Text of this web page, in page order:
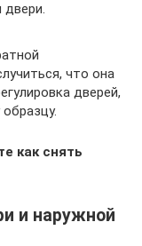
двери.
что она
дверей,
как снять
и наружной